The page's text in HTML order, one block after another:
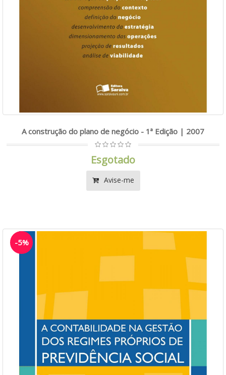
A construção do plano de negócio - 1ª Edição | 2007
Esgotado
Avise-me
-5%